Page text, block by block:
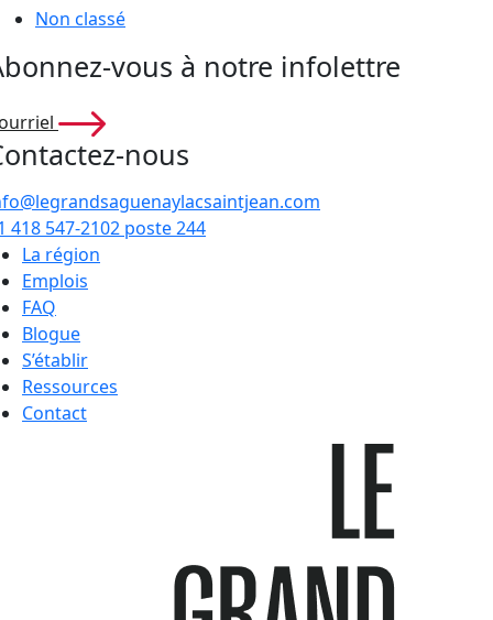
Non classé
vous à notre infolettre
nous
418 547-2102 poste 244
La région
Emplois
FAQ
Blogue
S’établir
Ressources
Contact